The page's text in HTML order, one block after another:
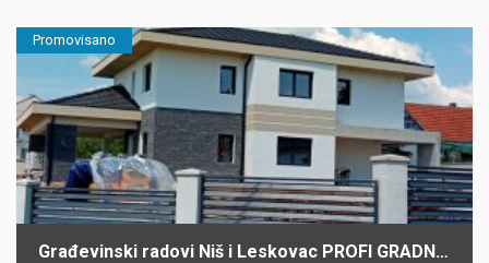
Promovisano
Građevinski radovi Niš i Leskovac PROFI GRADNJA SPASIĆ